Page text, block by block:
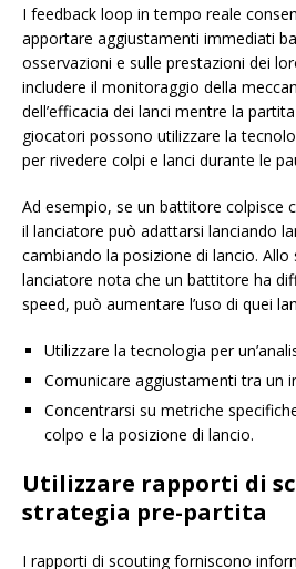
I feedback loop in tempo reale
apportare aggiustamenti immediati
osservazioni e sulle prestazioni dei
includere il monitoraggio della
dell’efficacia dei lanci mentre la
giocatori possono utilizzare la
per rivedere colpi e lanci durante le
Ad esempio, se un battitore colpisce
il lanciatore può adattarsi lanciando
cambiando la posizione di lancio.
lanciatore nota che un battitore ha
speed, può aumentare l’uso di quei
Utilizzare la tecnologia per
Comunicare aggiustamenti tra un
Concentrarsi su metriche
colpo e la posizione di lancio.
Utilizzare rapporti di
strategia pre-partita
I rapporti di scouting forniscono